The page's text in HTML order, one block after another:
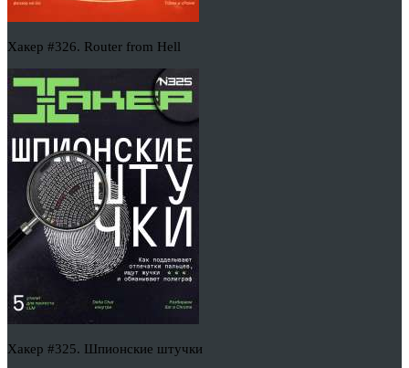
Хакер #326. Router from Hell
Хакер #325. Шпионские штучки